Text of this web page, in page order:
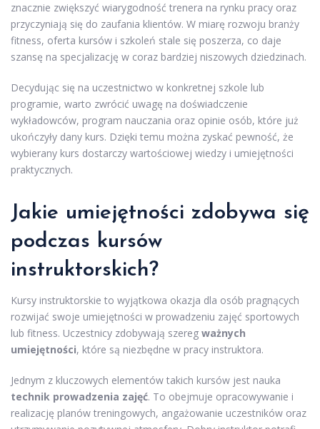
znacznie zwiększyć wiarygodność trenera na rynku pracy oraz
przyczyniają się do zaufania klientów. W miarę rozwoju branży
fitness, oferta kursów i szkoleń stale się poszerza, co daje
szansę na specjalizację w coraz bardziej niszowych dziedzinach.
Decydując się na uczestnictwo w konkretnej szkole lub
programie, warto zwrócić uwagę na doświadczenie
wykładowców, program nauczania oraz opinie osób, które już
ukończyły dany kurs. Dzięki temu można zyskać pewność, że
wybierany kurs dostarczy wartościowej wiedzy i umiejętności
praktycznych.
Jakie umiejętności zdobywa się
podczas kursów
instruktorskich?
Kursy instruktorskie to wyjątkowa okazja dla osób pragnących
rozwijać swoje umiejętności w prowadzeniu zajęć sportowych
lub fitness. Uczestnicy zdobywają szereg ważnych
umiejętności, które są niezbędne w pracy instruktora.
Jednym z kluczowych elementów takich kursów jest nauka
technik prowadzenia zajęć. To obejmuje opracowywanie i
realizację planów treningowych, angażowanie uczestników oraz